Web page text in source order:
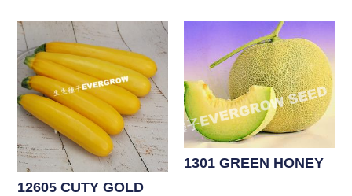
12605 CUTY GOLD
1301 GREEN HONEY